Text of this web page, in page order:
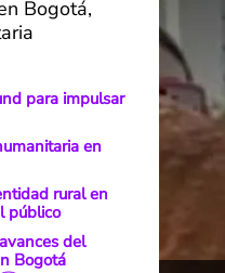
Bogotá,
para impulsar
en
rural en
público
del
Bogotá